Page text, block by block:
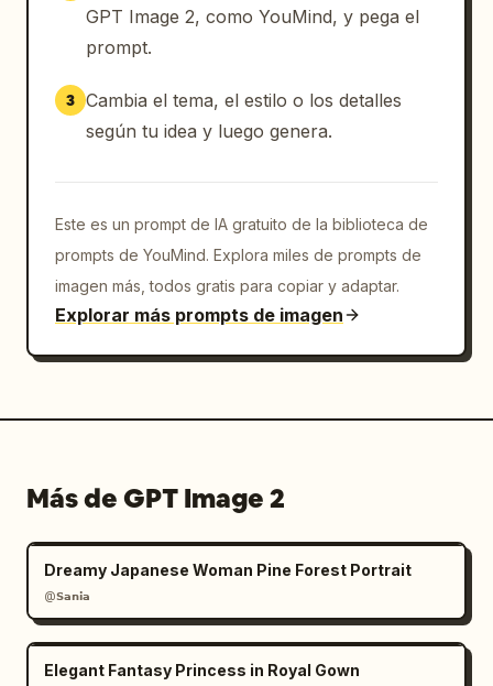
GPT Image 2, como YouMind, y pega el
prompt.
3 Cambia el tema, el estilo o los detalles
según tu idea y luego genera.
Este es un prompt de IA gratuito de la biblioteca de
prompts de YouMind. Explora miles de prompts de
imagen más, todos gratis para copiar y adaptar.
Explorar más prompts de imagen
Más de GPT Image 2
Dreamy Japanese Woman Pine Forest Portrait
@𝗦𝗮𝗻𝗶𝗮
Elegant Fantasy Princess in Royal Gown